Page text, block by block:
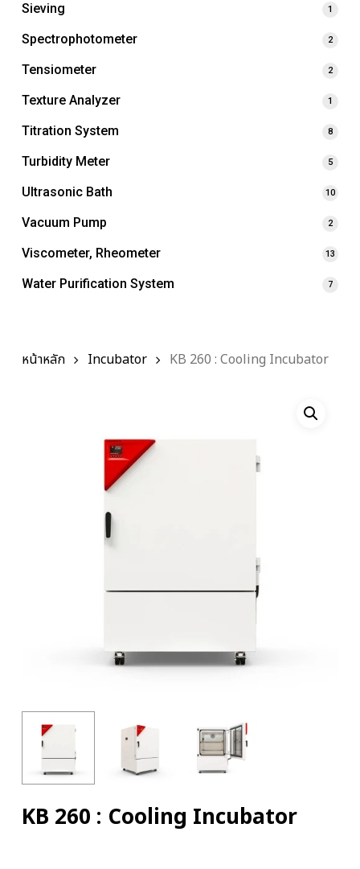
Sieving 1
Spectrophotometer 2
Tensiometer 2
Texture Analyzer 1
Titration System 8
Turbidity Meter 5
Ultrasonic Bath 10
Vacuum Pump 2
Viscometer, Rheometer 13
Water Purification System 7
หน้าหลัก Incubator KB 260 : Cooling Incubator
KB 260 : Cooling Incubator